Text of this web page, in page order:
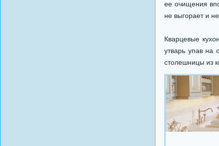
ее очищения
не выгорает и
Кварцевые
утварь упав на
столешницы из